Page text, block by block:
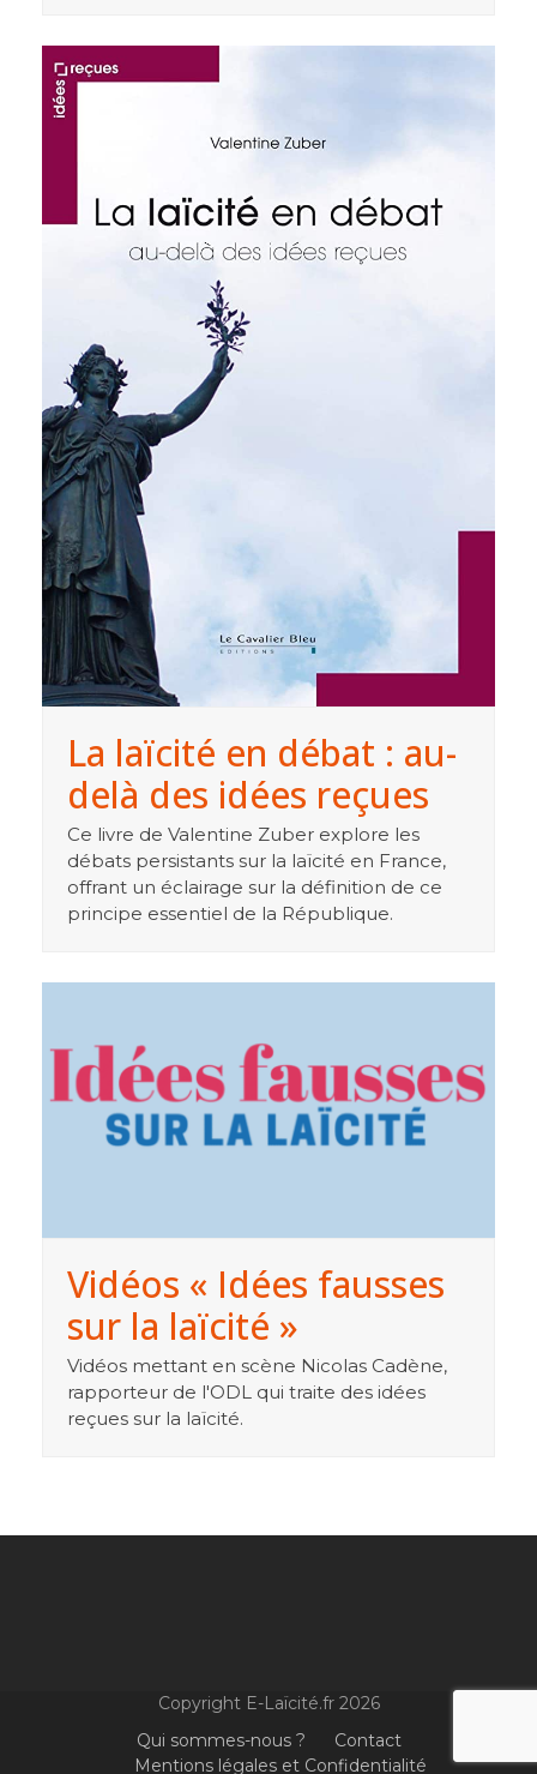
La laïcité en débat : au-
delà des idées reçues
Ce livre de Valentine Zuber explore les
débats persistants sur la laïcité en France,
offrant un éclairage sur la définition de ce
principe essentiel de la République.
Vidéos « Idées fausses
sur la laïcité »
Vidéos mettant en scène Nicolas Cadène,
rapporteur de l'ODL qui traite des idées
reçues sur la laïcité.
Copyright E-Laïcité.fr 2026
Qui sommes-nous ?
Contact
Mentions légales et Confidentialité